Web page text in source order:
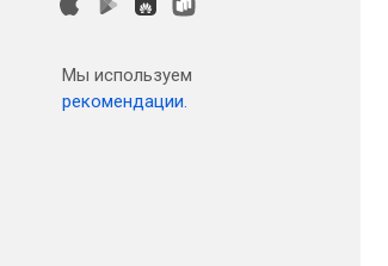
Мы используем
рекомендации.